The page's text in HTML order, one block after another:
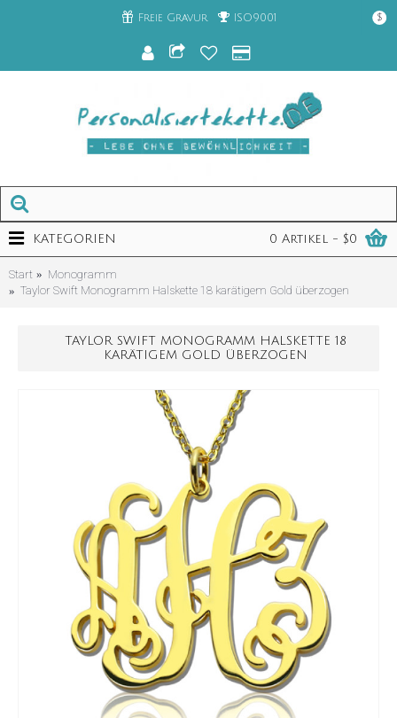
Freie Gravur ISO9001 $
0 Artikel - $0
KATEGORIEN
Start
Monogramm
Taylor Swift Monogramm Halskette 18 karätigem Gold überzogen
TAYLOR SWIFT MONOGRAMM HALSKETTE 18
KARÄTIGEM GOLD ÜBERZOGEN